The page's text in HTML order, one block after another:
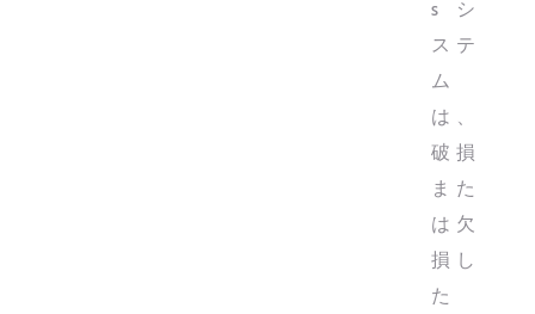
sシ
ステ
ム
は、
破損
また
は欠
損し
た